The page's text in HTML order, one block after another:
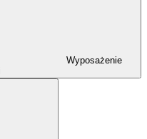
Wyposażenie